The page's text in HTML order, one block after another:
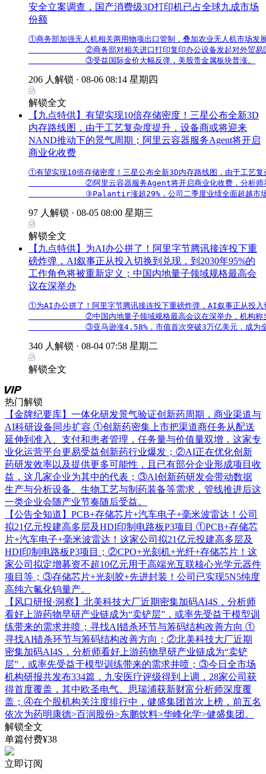
安全立案调查，国产消费级3D打印机已占全球九成市场
份额
①商务部加强无人机相关两用物项出口管制，叠加农业无人机市场发
②商务部对相关进口打印复印办公设备发起对外贸易
            ③受益国际金价大幅反弹，美股贵金属板块普涨。
206 人解锁 · 08-06 08:14 星期四
解锁全文
【九点特供】有望实现10倍存储密度！三星公布全新3D
内存路线图，由于工艺复杂度提升，设备商或将迎来
NAND推动下的景气周期；阿里云容器服务Agent将开启
商业化收费
①有望实现10倍存储密度！三星公布全新3D内存路线图，由于工艺复
②阿里云容器服务Agent将开启商业化收费，分析师
③Palantir涨超29%，公司二季度业绩全面超越市场
97 人解锁 · 08-05 08:00 星期三
解锁全文
【九点特供】为AI办公拼了！阿里字节腾讯接连投下重
磅炸弹，AI叙事正从投入切换到兑现，到2030年95%的
工作角色将被重新定义；中国内地量子领域规格最高会
议在深举办
①为AI办公拼了！阿里字节腾讯接连投下重磅炸弹，AI叙事正从投入
②中国内地量子领域规格最高会议在深举办，机构称
③亚马逊涨4.58%，市值首次突破3万亿美元，成为全
340 人解锁 · 08-04 07:58 星期二
解锁全文
热门解锁
【金牌纪要库】一体化研发景气验证创新药周期，商业渠道与
AI科研设备同步扩容 ①创新药密集上市把渠道商任务从配送
延伸到准入、支付和患者管理，任务量与价值量双增，这家专
业化运营平台更易受益创新药行业爆发；②AI正在优化创新
药研发效率以及提供更多可能性，且已有部分企业形成项目收
益，这几家企业为其中的代表；③AI创新药研发会带动数据
生产与分析设备、生物工艺与制药装备等需求，管线推进后这
一类企业会随产业节奏随后受益。
【公告全知道】PCB+存储芯片+汽车电子+毫米波雷达！公司
拟21亿元投建高多层及HDI印制电路板P3项目 ①PCB+存储芯
片+汽车电子+毫米波雷达！这家公司拟21亿元投建高多层及
HDI印制电路板P3项目；②CPO+光刻机+光纤+存储芯片！这
家公司拟定增募资不超10亿元用于高端光互联核心光学元器件
项目等；③存储芯片+光刻胶+先进封装！公司已实现5N5纯度
高纯六氟化钨量产。
【风口研报·洞察】北美科技大厂近期密集加码AI4S，分析师
看好上游药物早研产业链成为“卖铲层”，或率先受益于模型训
练带来的需求井喷；寻找AI错杀环节与筹码结构改善方向 ①
寻找AI错杀环节与筹码结构改善方向；②北美科技大厂近期
密集加码AI4S，分析师看好上游药物早研产业链成为“卖铲
层”，或率先受益于模型训练带来的需求井喷；③今日全市场
机构研报共发布334篇，九安医疗评级得到上调，28家公司获
得首度覆盖，其中欧圣电气、思瑞浦获新财富分析师深度覆
盖；④在个股机构关注度排行中，健盛集团首次上榜，前五名
依次为药明康德>百润股份>东鹏饮料>华峰化学>健盛集团。
解锁全文
单篇付费¥38
立即订阅